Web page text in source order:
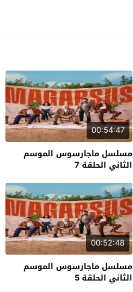
00:54:47
مسلسل ماجارسوس الموسم
الثاني الحلقة 7
00:52:48
مسلسل ماجارسوس الموسم
الثاني الحلقة 5